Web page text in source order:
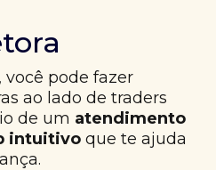
, você pode fazer
ao lado de traders
de um atendimento
intuitivo que te ajuda